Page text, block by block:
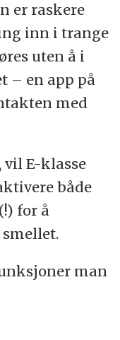
er raskere
inn i trange
uten å i
– en app på
med
E-klasse
både
for å
smellet.
man